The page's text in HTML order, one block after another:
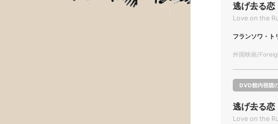
逃げ去る恋
Love on the
フランソワ・ト
外国映画/
DVD館内視聴
逃げ去る恋
Love on the